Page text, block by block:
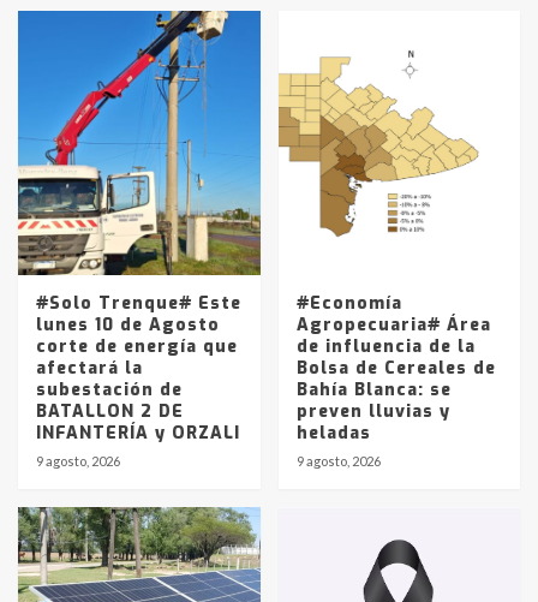
3
en la mañana del lunes
Accidente en Ruta 5: falleció un
joven de Trenque Lauquen
5
Los precios de los combustibles en
La Pampa, desde YPF hasta Axion
entre 857 a 1338 pesos
#Solo Trenque# Este
lunes 10 de Agosto
corte de energía que
afectará la
subestación de
BATALLON 2 DE
INFANTERÍA y ORZALI
9 agosto, 2026
#Economía
Agropecuaria# Área
de influencia de la
Bolsa de Cereales de
Bahía Blanca: se
preven lluvias y
heladas
9 agosto, 2026